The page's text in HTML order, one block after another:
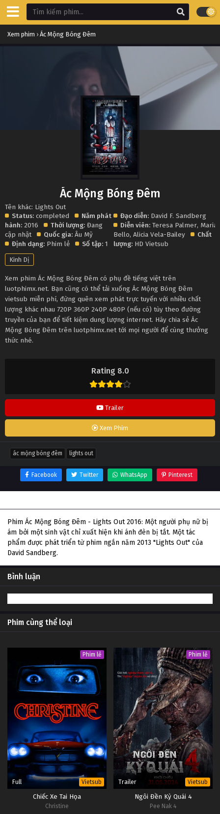
Xem phim › Ác Mộng Bóng Đêm
Rating 8.0
Trailer
Xem Phim
Ác Mộng Bóng Đêm
Tên khác: Lights Out
Status: completed
Năm phát
hành: 2016 Thời lượng: Đang
cập nhật
Quốc gia: Âu Mỹ
Định dạng: Phim lẻ Số tập: 1
Đạo diễn: David F. Sandberg
Diễn viên: Teresa Palmer, Maria
Bello,Alicia Vela-Bailey
Chất
lượng: HD Vietsub
Kinh Dị
Xem phim Ác Mộng Bóng Đêm có phụ đề tiếng việt trên
luotphimx.net. Bạn cũng có thể tải xuống Ác Mộng Bóng Đêm
vietsub miễn phí, đừng quên xem phát trực tuyến với nhiều chất
lượng khác nhau 720P 360P 240P 480P (nếu có) tùy theo đường
truyền của bạn để tiết kiệm dung lượng internet. Hãy chia sẻ Ác
Mộng Bóng Đêm trên luotphimx.net tới mọi người để cùng thưởng
thức nhé.
ác mộng bóng đêm lights out
Facebook Twitter WhatsApp Pinterest
Phim Ác Mộng Bóng Đêm - Lights Out 2016: Một người phụ nữ bị
ám bởi một sinh vật chỉ xuất hiện khi ánh đèn bị tắt. Một tác
phẩm được phát triển từ phim ngắn năm 2013 "Lights Out" của
David Sandberg.
Bình luận
Phim cùng thể loại
Phim lẻ
Full Vietsub
Chiếc Xe Tai Họa
Christine
Phim lẻ
Trailer Vietsub
Ngôi Đền Kỳ Quái 4
Pee Nak 4